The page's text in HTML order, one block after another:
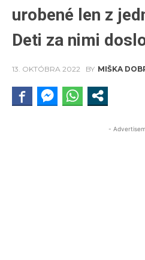
urobené len z
Deti za nimi
13. OKTÓBRA 2022 BY MIŠKA
-